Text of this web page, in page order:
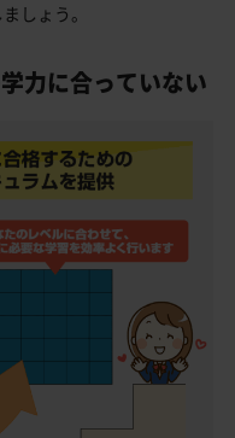
のよくある質問
しょう。
力に合っていない